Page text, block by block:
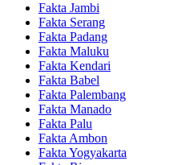
Fakta Jambi
Fakta Serang
Fakta Padang
Fakta Maluku
Fakta Kendari
Fakta Babel
Fakta Palembang
Fakta Manado
Fakta Palu
Fakta Ambon
Fakta Yogyakarta